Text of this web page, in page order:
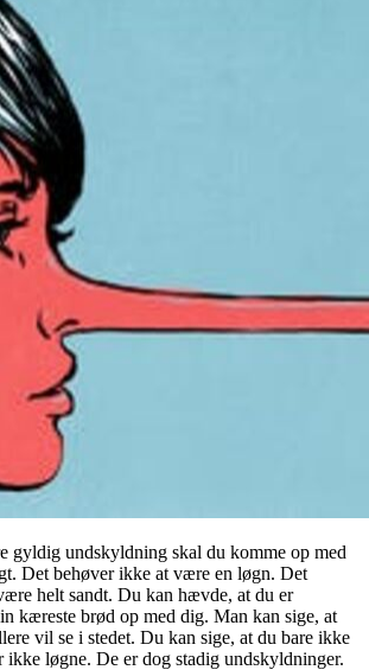
gyldig undskyldning skal du komme op med
Det behøver ikke at være en løgn. Det
helt sandt. Du kan hævde, at du er
kæreste brød op med dig. Man kan sige, at
vil se i stedet. Du kan sige, at du bare ikke
ikke løgne. De er dog stadig undskyldninger.